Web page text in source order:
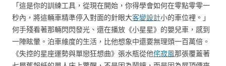
「這是你的訓練工具，從現在開始，你得學會如何在零點零零一
秒內，將這輛車精準停入對面的針眼大客變設計小的車位裡。」
何手殘看著那輛閃閃發光、還在播放《小星星》的嬰兒車，感到
一陣眩暈。泊車維度的生活，比他想象中還要無理頭一百萬倍。
《失控的星座運勢與單戀狂想曲》張水瓶從他侘寂風那張覆蓋著